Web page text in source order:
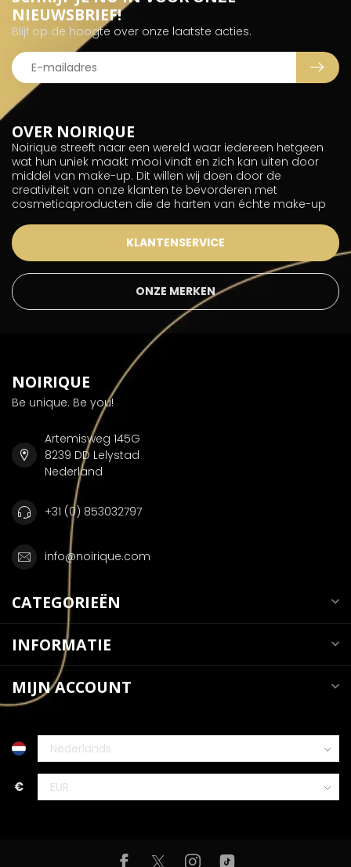
OVER NOIRIQUE
Noirique streeft naar een wereld waar iedereen hetgeen
wat hun uniek maakt mooi vindt en zich kan uiten door
middel van make-up. Dit willen wij doen door de
creativiteit van onze klanten te bevorderen met
cosmeticaproducten die de harten van échte make-up
KLANTENSERVICE
ONZE MERKEN
NIEUWSBRIEF!
Blijf op de hoogte over onze laatste acties.
NOIRIQUE
Be unique. Be you!
Artemisweg 145G
8239 DD Lelystad
Nederland
+31 (0) 853032797
info@noirique.com
CATEGORIEËN
INFORMATIE
MIJN ACCOUNT
€